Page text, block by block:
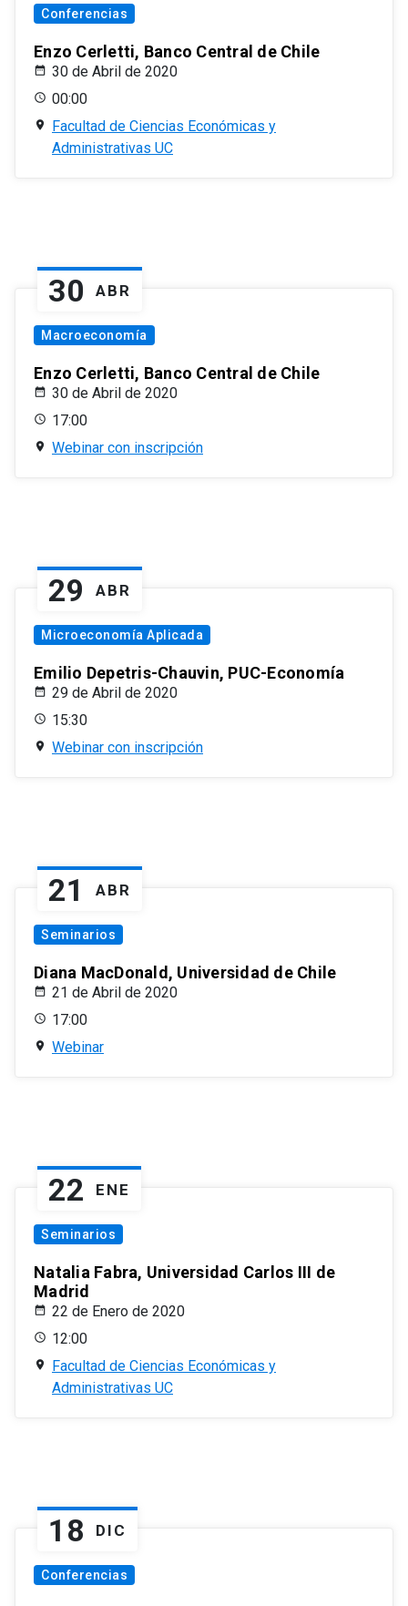
Conferencias
Enzo Cerletti, Banco Central de Chile
30 de Abril de 2020
00:00
Facultad de Ciencias Económicas y
Administrativas UC
30 ABR
Macroeconomía
Enzo Cerletti, Banco Central de Chile
30 de Abril de 2020
17:00
Webinar con inscripción
29 ABR
Microeconomía Aplicada
Emilio Depetris-Chauvin, PUC-Economía
29 de Abril de 2020
15:30
Webinar con inscripción
21 ABR
Seminarios
Diana MacDonald, Universidad de Chile
21 de Abril de 2020
17:00
Webinar
22 ENE
Seminarios
Natalia Fabra, Universidad Carlos III de
Madrid
22 de Enero de 2020
12:00
Facultad de Ciencias Económicas y
Administrativas UC
18 DIC
Conferencias